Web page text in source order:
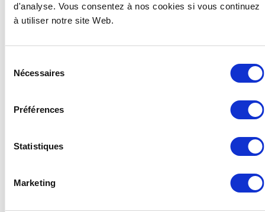
d'analyse. Vous consentez à nos cookies si vous continuez
à utiliser notre site Web.
Nécessaires
Préférences
Statistiques
Marketing
Voor uw feesten en feestelijke gelegenheden hebben
we een selectie aanpasbare Ecocup
uitzien op je meest gedistingeerde recepties. Deze
lichtheid van plastic.
voldoen aan alle eisen voor een probleemloos feest. Ze
aroma’s worden geaccentueerd.